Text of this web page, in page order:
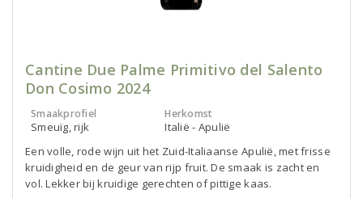
Cantine Due Palme Primitivo del Salento
Don Cosimo 2024
Smaakprofiel
Smeuïg, rijk
Herkomst
Italië - Apulië
Een volle, rode wijn uit het Zuid-Italiaanse Apulië, met frisse
kruidigheid en de geur van rijp fruit. De smaak is zacht en
vol. Lekker bij kruidige gerechten of pittige kaas.